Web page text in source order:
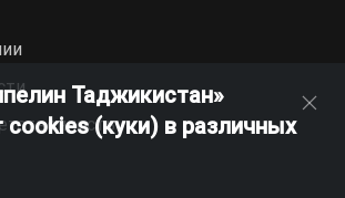
Таджикистан»
cookies (куки) в различных